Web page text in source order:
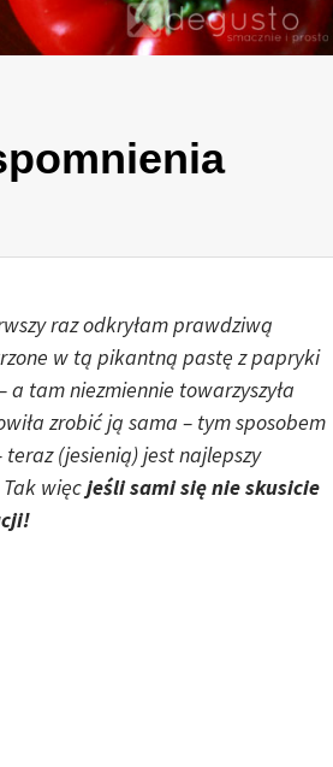
raz odkryłam prawdziwą
w tą pikantną pastę z papryki
a tam niezmiennie towarzyszyła
zrobić ją sama – tym sposobem
(jesienią) jest najlepszy
więcjeśli sami się nie skusicie